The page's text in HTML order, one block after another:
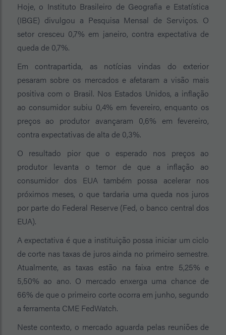
Hoje, o Instituto Brasileiro de Geografia e Estatística
(IBGE) divulgou a Pesquisa Mensal de Serviços. O
setor cresceu 0,7% em janeiro, contra expectativa de
queda de 0,7%.
Em contrapartida, as notícias vindas do exterior
pesaram sobre os mercados e afetaram a visão mais
positiva com o Brasil. Nos Estados Unidos, a inflação
ao consumidor subiu 0,4% em fevereiro, enquanto os
preços ao produtor avançaram 0,6% em fevereiro,
contra expectativas de alta de 0,3%.
O resultado pior que o esperado nos preços ao
produtor levanta o temor de que a inflação ao
consumidor dos EUA também possa acelerar nos
próximos meses, o que tardaria uma queda nos juros
por parte do Federal Reserve (Fed, o banco central dos
EUA).
A expectativa é que a instituição possa iniciar um ciclo
de corte nas taxas de juros ainda no primeiro semestre.
Atualmente, as taxas estão na faixa entre 5,25% e
5,50% ao ano. O mercado enxerga uma chance de
66% de que o primeiro corte ocorra em junho, segundo
a ferramenta CME FedWatch.
Neste contexto, o mercado aguarda pelas reuniões de